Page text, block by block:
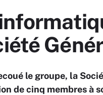
le groupe, la
de cinq membres à